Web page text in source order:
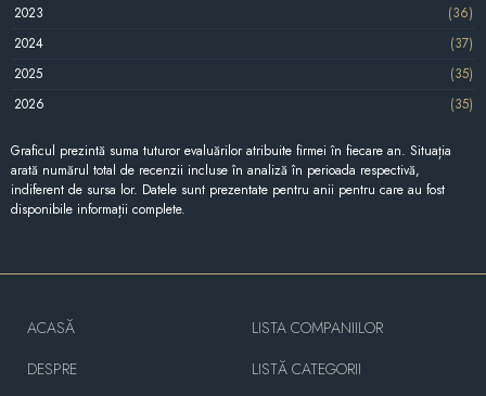
2023
(36)
2024
(37)
2025
(35)
2026
(35)
Graficul prezintă suma tuturor evaluărilor atribuite firmei în fiecare an. Situația
arată numărul total de recenzii incluse în analiză în perioada respectivă,
indiferent de sursa lor. Datele sunt prezentate pentru anii pentru care au fost
disponibile informații complete.
ACASĂ
DESPRE
LISTA COMPANIILOR
LISTĂ CATEGORII